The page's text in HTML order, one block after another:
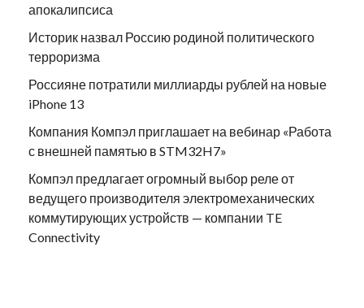
апокалипсиса
Историк назвал Россию родиной политического
терроризма
Россияне потратили миллиарды рублей на новые
iPhone 13
Компания Компэл приглашает на вебинар «Работа
с внешней памятью в STM32H7»
Компэл предлагает огромный выбор реле от
ведущего производителя электромеханических
коммутирующих устройств — компании TE
Connectivity